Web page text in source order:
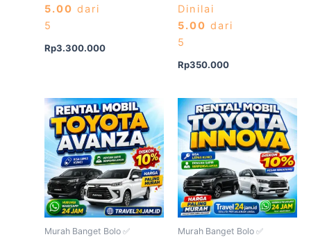
5.00 dari
5
Rp3.300.000
Dinilai
5.00 dari
5
Rp350.000
Murah Banget Bolo ✅ Murah Banget Bolo ✅